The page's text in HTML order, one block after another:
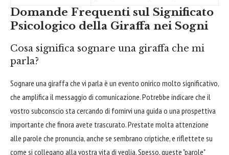
Domande Frequenti sul Significato
Psicologico della Giraffa nei Sogni
Cosa significa sognare una giraffa che mi
parla?
Sognare una giraffa che vi parla è un evento onirico molto significativo,
che amplifica il messaggio di comunicazione. Potrebbe indicare che il
vostro subconscio sta cercando di fornirvi una guida o una prospettiva
importante che finora avete trascurato. Prestate molta attenzione
alle parole che pronuncia, anche se sembrano criptiche, e riflettete su
come si collegano alla vostra vita di veglia. Spesso, queste "parole"